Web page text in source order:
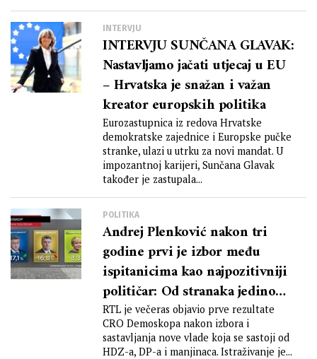
INTERVJU
INTERVJU SUNČANA GLAVAK:
Nastavljamo jačati utjecaj u EU
– Hrvatska je snažan i važan
kreator europskih politika
Eurozastupnica iz redova Hrvatske
demokratske zajednice i Europske pučke
stranke, ulazi u utrku za novi mandat. U
impozantnoj karijeri, Sunčana Glavak
također je zastupala...
POLITIKA
Andrej Plenković nakon tri
godine prvi je izbor među
ispitanicima kao najpozitivniji
političar: Od stranaka jedino
Most bilježi pad
RTL je večeras objavio prve rezultate
CRO Demoskopa nakon izbora i
sastavljanja nove vlade koja se sastoji od
HDZ-a, DP-a i manjinaca. Istraživanje je...